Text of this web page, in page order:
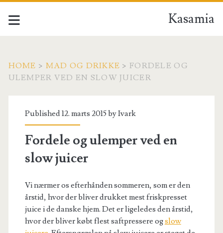
Kasamia
HOME > MAD OG DRIKKE >FORDELE OG
ULEMPER VED EN SLOW JUICER
Published 12. marts 2015 byIvark
Fordele og ulemper ved en
slow juicer
Vi nærmer os efterhånden sommeren, som er den
årstid, hvor der bliver drukket mest friskpresset
juice i de danske hjem. Det er ligeledes den årstid,
hvor der bliver købt flest saftpressere ogslow